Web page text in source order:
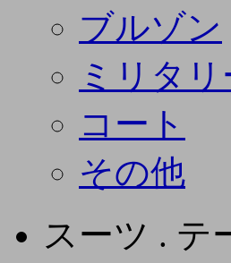
ブルゾン
ミリタ
コート
その他
スーツ . テ